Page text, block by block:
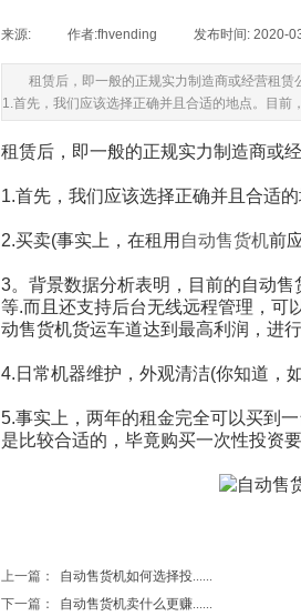
来源: 作者:fhvending 发布时间: 2020-
租赁后，即一般的正规实力制造商或经营租赁
1.首先，我们应该选择正确并且合适的地点。目前
租赁后，即一般的正规实力制造商或
1.首先，我们应该选择正确并且合适
2.买卖(事实上，在租用 自动售货机前
3。背景数据分析表明，目前的自动
等.而且还支持后台无线远程管理，可
动售货机货运车道达到最高利润，进
4.日常机器维护，外观清洁(你知道，
5.事实上，两年的租金完全可以买到
是比较合适的，毕竟购买一次性投资要
上一篇：
自动售货机如何选择投......
下一篇：
自动售货机卖什么更赚......